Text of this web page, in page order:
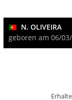
N. OLIVEIRA
geboren am 06/